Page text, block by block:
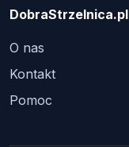
DobraStrzelnica.pl
O nas
Kontakt
Pomoc